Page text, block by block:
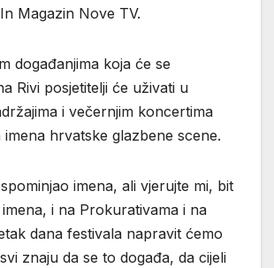
Magazin Nove TV.
događanjima koja će se
Rivi posjetitelji će uživati u
i večernjim koncertima
imena hrvatske glazbene scene.
imena, ali vjerujte mi, bit
i na Prokurativama i na
dana festivala napravit ćemo
znaju da se to događa, da cijeli